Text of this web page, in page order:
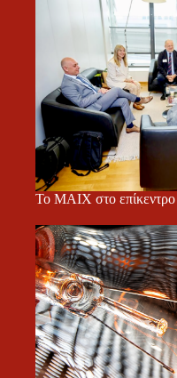
Το ΜΑΙΧ στο επίκεντρο